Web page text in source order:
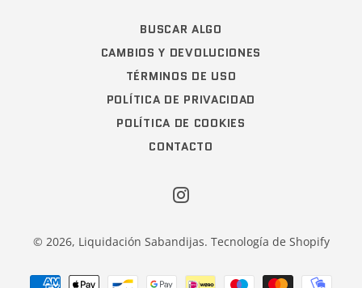
BUSCAR ALGO
CAMBIOS Y DEVOLUCIONES
TÉRMINOS DE USO
POLÍTICA DE PRIVACIDAD
POLÍTICA DE COOKIES
CONTACTO
Instagram
© 2026, Liquidación Sabandijas. Tecnología de Shopify
Métodos